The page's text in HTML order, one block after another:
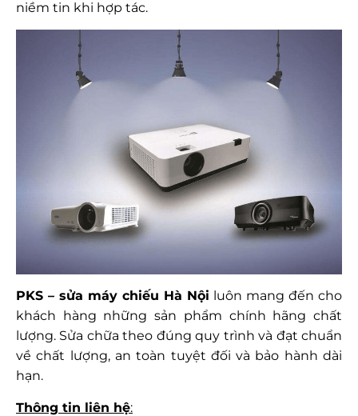
niềm tin khi hợp tác.
PKS – sửa máy chiếu Hà Nội luôn mang đến cho
khách hàng những sản phẩm chính hãng chất
lượng. Sửa chữa theo đúng quy trình và đạt chuẩn
về chất lượng, an toàn tuyệt đối và bảo hành dài
hạn.
Thông tin liên hệ: